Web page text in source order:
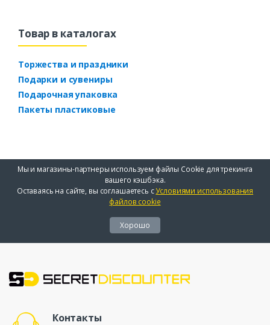
Товар в каталогах
Торжества и праздники
Подарки и сувениры
Подарочная упаковка
Пакеты пластиковые
Мы и магазины-партнеры используем файлы Cookie для трекинга
вашего кэшбэка.
Оставаясь на сайте, вы соглашаетесь сУсловиями использования
файлов cookie
Хорошо
Контакты